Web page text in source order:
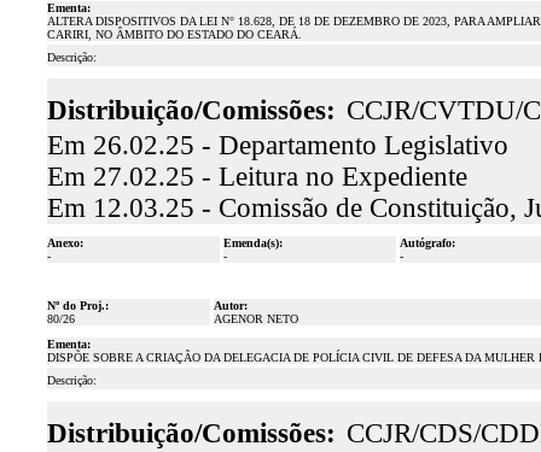
Ementa:
ALTERA DISPOSITIVOS DA LEI N° 18.628, DE 18 DE DEZEMBRO DE 2023, PARA
CARIRI, NO ÂMBITO DO ESTADO DO CEARÁ.
Descrição:
Distribuição/Comissões: CCJR/CVTDU/
Em 26.02.25 - Departamento Legislativo
Em 27.02.25 - Leitura no Expediente
Em 12.03.25 - Comissão de Constituição,
Anexo:
-
Emenda(s):
-
Autógrafo:
-
Nº do Proj.:
80/26
Autor:
AGENOR NETO
Ementa:
DISPÕE SOBRE A CRIAÇÃO DA DELEGACIA DE POLÍCIA CIVIL DE DEFESA DA
Descrição:
Distribuição/Comissões: CCJR/CDS/